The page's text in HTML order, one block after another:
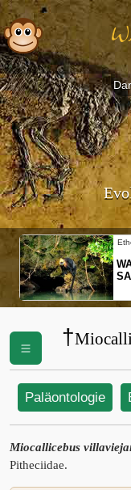
†
Paläontologie
Miocallicebus
Pitheciidae.